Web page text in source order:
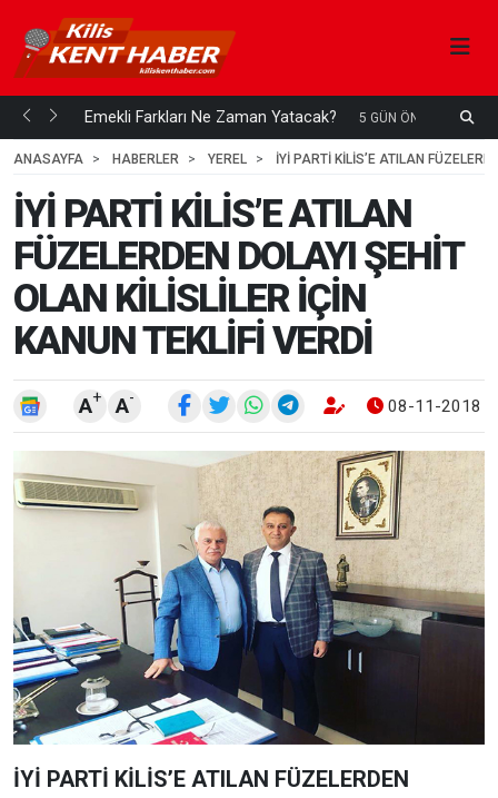
mi... Emekli Farkları Ne Zaman Yatacak? 5 GÜN ÖNCE
ANASAYFA
HABERLER YEREL İYİ PARTİ KİLİS’E ATILAN
İYİ PARTİ KİLİS’E ATILAN
FÜZELERDEN DOLAYI ŞEHİT
OLAN KİLİSLİLER İÇİN
KANUN TEKLİFİ VERDİ
A+ A- 08-11-2018
İYİ PARTİ KİLİS’E ATILAN FÜZELERDEN